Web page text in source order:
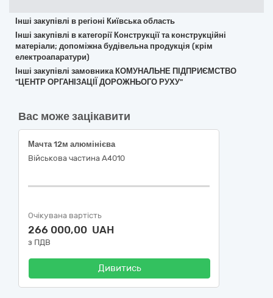
Інші закупівлі в регіоні Київська область
Інші закупівлі в категорії Конструкції та конструкційні
матеріали; допоміжна будівельна продукція (крім
електроапаратури)
Інші закупівлі замовника КОМУНАЛЬНЕ ПІДПРИЄМСТВО
"ЦЕНТР ОРГАНІЗАЦІЇ ДОРОЖНЬОГО РУХУ"
Вас може зацікавити
Мачта 12м алюмінієва
Військова частина А4010
Очікувана вартість
266 000,00 UAH
з ПДВ
Дивитись